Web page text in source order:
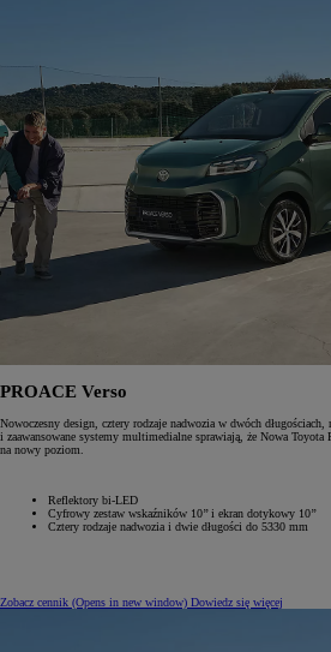
PROACE Verso
Nowoczesny design, cztery rodzaje nadwozia w dwóch
i zaawansowane systemy multimedialne sprawiają, że Nowa
na nowy poziom.
Reflektory bi-LED
Cyfrowy zestaw wskaźników 10’’ i ekran dotykowy 10’’
Cztery rodzaje nadwozia i dwie długości do 5330 mm
Zobacz cennik (Opens in new window) Dowiedz się więcej